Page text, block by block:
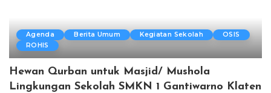
Agenda Berita Umum Kegiatan Sekolah
OSIS
ROHIS
Hewan Qurban untuk Masjid/ Mushola
Lingkungan Sekolah SMKN 1 Gantiwarno Klaten